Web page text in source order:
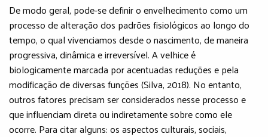
De modo geral, pode-se definir o envelhecimento como um
processo de alteração dos padrões fisiológicos ao longo do
tempo, o qual vivenciamos desde o nascimento, de maneira
progressiva, dinâmica e irreversível. A velhice é
biologicamente marcada por acentuadas reduções e pela
modificação de diversas funções (Silva, 2018). No entanto,
outros fatores precisam ser considerados nesse processo e
que influenciam direta ou indiretamente sobre como ele
ocorre. Para citar alguns: os aspectos culturais, sociais,